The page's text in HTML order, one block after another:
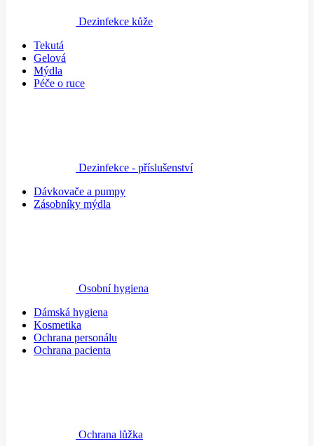
Dezinfekce kůže
Tekutá
Gelová
Mýdla
Péče o ruce
Dezinfekce - příslušenství
Dávkovače a pumpy
Zásobníky mýdla
Osobní hygiena
Dámská hygiena
Kosmetika
Ochrana personálu
Ochrana pacienta
Ochrana lůžka